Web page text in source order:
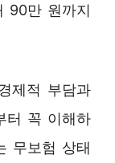
90만 원까지
제적 부담과
터 꼭 이해하
무보험 상태